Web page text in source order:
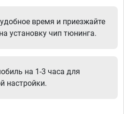
время и приезжайте
установку чип тюнинга.
на 1-3 часа для
настройки.